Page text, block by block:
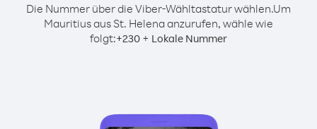
Die Nummer über die Viber-Wähltastatur wählen.Um
Mauritius aus St. Helena anzurufen, wähle wie
folgt:+230 + Lokale Nummer